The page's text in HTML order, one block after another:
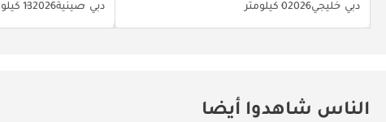
دبي خليجي20260 كيلومتر دبي صينية202613 كيلومتر
الناس شاهدوا أيضا